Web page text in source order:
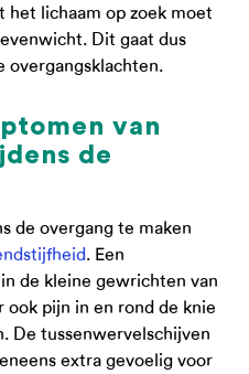
het lichaam op zoek moet
Dit gaat dus
overgangsklachten.
van
de
de overgang te maken
. Een
de kleine gewrichten van
ook pijn in en rond de knie
De tussenwervelschijven
extra gevoelig voor